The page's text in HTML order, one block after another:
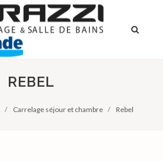
REBEL
Carrelage séjour et chambre Rebel